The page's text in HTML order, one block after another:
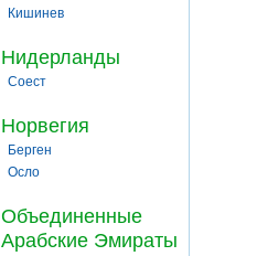
Кишинев
Нидерланды
Соест
Норвегия
Берген
Осло
Объединенные
Арабские Эмираты